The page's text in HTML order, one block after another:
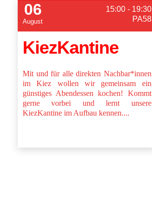
06
August
15:00 - 19:30
PA58
KiezKantine
Mit und für alle direkten Nachbar*innen
im Kiez wollen wir gemeinsam ein
günstiges Abendessen kochen! Kommt
gerne vorbei und lernt unsere
KiezKantine im Aufbau kennen....